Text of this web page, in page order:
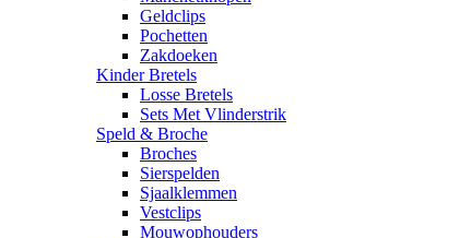
Geldclips
Pochetten
Zakdoeken
Kinder Bretels
Losse Bretels
Sets Met Vlinderstrik
Speld & Broche
Broches
Sierspelden
Sjaalklemmen
Vestclips
Mouwophouders